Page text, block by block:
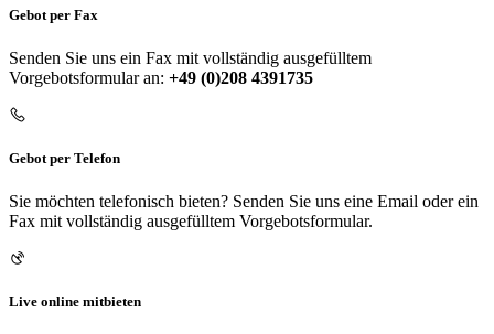
Gebot per Fax
Senden Sie uns ein Fax mit vollständig ausgefülltem
Vorgebotsformular an: +49 (0)208 4391735
Gebot per Telefon
Sie möchten telefonisch bieten? Senden Sie uns eine Email oder ein
Fax mit vollständig ausgefülltem Vorgebotsformular.
Live online mitbieten